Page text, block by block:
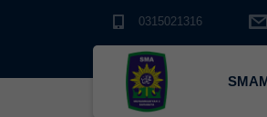
0315021316